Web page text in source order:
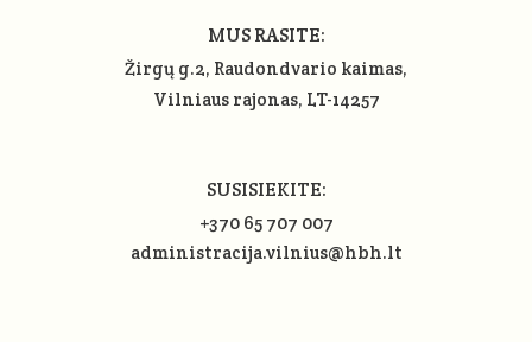
MUS RASITE:
Žirgų g.2, Raudondvario kaimas,
Vilniaus rajonas, LT-14257
SUSISIEKITE:
+370 65 707 007
administracija.vilnius@hbh.lt